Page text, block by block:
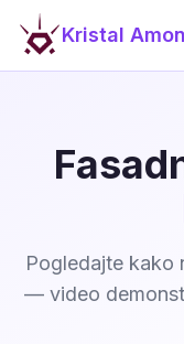
Kristal
Pogledajte kako
— video